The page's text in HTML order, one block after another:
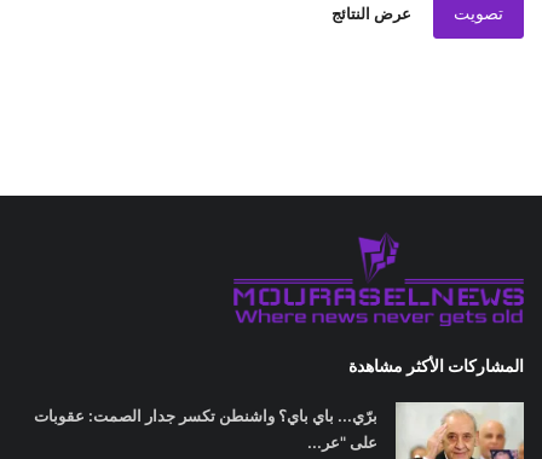
تصويت عرض النتائج
المشاركات الأكثر مشاهدة
برّي... باي باي؟ واشنطن تكسر جدار الصمت: عقوبات
على "عر...